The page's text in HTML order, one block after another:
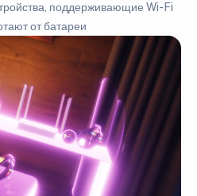
поддерживающие Wi-Fi
от батареи